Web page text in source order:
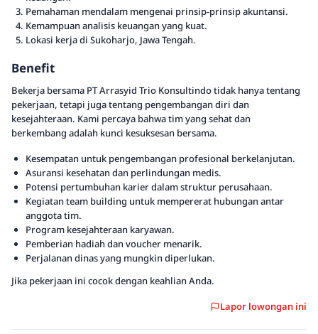
Pemahaman mendalam mengenai prinsip-prinsip akuntansi.
Kemampuan analisis keuangan yang kuat.
Lokasi kerja di Sukoharjo, Jawa Tengah.
Benefit
Bekerja bersama PT Arrasyid Trio Konsultindo tidak hanya tentang
pekerjaan, tetapi juga tentang pengembangan diri dan
kesejahteraan. Kami percaya bahwa tim yang sehat dan
berkembang adalah kunci kesuksesan bersama.
Kesempatan untuk pengembangan profesional berkelanjutan.
Asuransi kesehatan dan perlindungan medis.
Potensi pertumbuhan karier dalam struktur perusahaan.
Kegiatan team building untuk mempererat hubungan antar
anggota tim.
Program kesejahteraan karyawan.
Pemberian hadiah dan voucher menarik.
Perjalanan dinas yang mungkin diperlukan.
Jika pekerjaan ini cocok dengan keahlian Anda.
Lapor lowongan ini